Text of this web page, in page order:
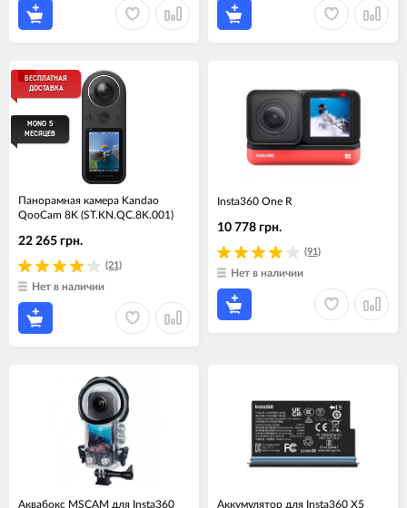
БЕСПЛАТНАЯ
ДОСТАВКА
MONO 5
МЕСЯЦЕВ
Панорамная камера Kandao
QooCam 8K (ST.KN.QC.8K.001)
(21)
22 265 грн.
Нет в наличии
Insta360 One R
(91)
10 778 грн.
Нет в наличии
Аквабокс MSCAM для Insta360
Аккумулятор для Insta360 X5